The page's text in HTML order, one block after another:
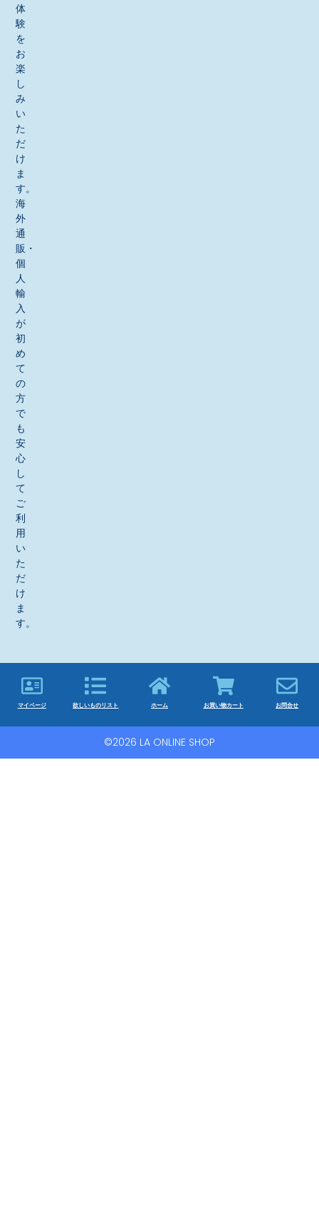
体
験
を
お
楽
し
み
い
た
だ
け
ま
す。
海
外
通
販・
個
人
輸
入
が
初
め
て
の
方
で
も
安
心
し
て
ご
利
用
い
た
だ
け
ま
す。
マイページ 欲しいものリスト ホーム お買い物カート お問合せ
©2026 LA ONLINE SHOP